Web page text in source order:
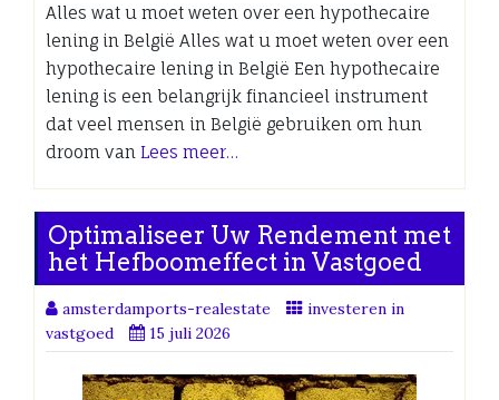
Alles wat u moet weten over een hypothecaire
lening in België Alles wat u moet weten over een
hypothecaire lening in België Een hypothecaire
lening is een belangrijk financieel instrument
dat veel mensen in België gebruiken om hun
droom van Lees meer…
Optimaliseer Uw Rendement met
het Hefboomeffect in Vastgoed
amsterdamports-realestate
investeren in
vastgoed
15 juli 2026